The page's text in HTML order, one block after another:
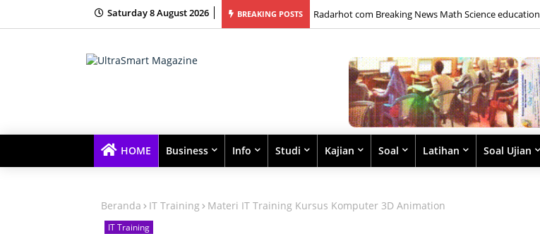
Saturday 8 August 2026 BREAKING POSTS
Bimbingan Belajar Terbaik dengan Kelas Kecil dan Fokus Tinggi Radarhot com Breaking News Math Science education
HOME Business Info Studi Kajian Soal Latihan Soal Ujian
Beranda IT Training Materi IT Training Kursus Komputer 3D Animation
IT Training